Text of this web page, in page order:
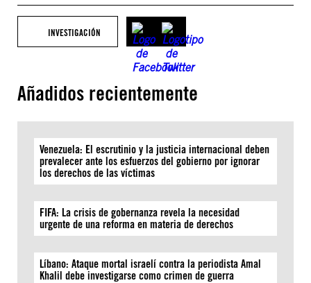
INVESTIGACIÓN
Añadidos recientemente
Venezuela: El escrutinio y la justicia internacional deben
prevalecer ante los esfuerzos del gobierno por ignorar
los derechos de las víctimas
FIFA: La crisis de gobernanza revela la necesidad
urgente de una reforma en materia de derechos
Líbano: Ataque mortal israelí contra la periodista Amal
Khalil debe investigarse como crimen de guerra